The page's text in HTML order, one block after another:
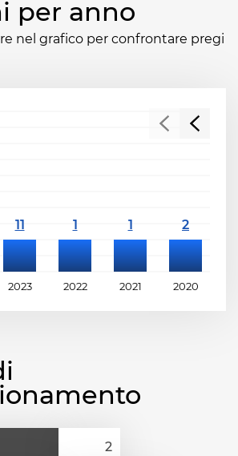
per anno
nel grafico per confrontare pregi
2023 2022 2021 2020